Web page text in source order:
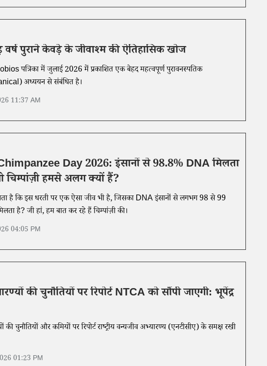
वर्ष पुराने केवड़े के जीवाश्म की ऐतिहासिक खोज
पत्रिका में जुलाई 2026 में प्रकाशित एक बेहद महत्वपूर्ण पुरावनस्पतिक
अध्ययन से संबंधित है।
11:37 AM
Day 2026: इंसानों से 98.8% DNA मिलता
चिम्पांज़ी हमसे अलग क्यों हैं?
से लगभग 98 से 99
है? जी हां, हम बात कर रहे हैं चिम्पांज़ी की।
04:05 PM
की चुनौतियों पर रिपोर्ट NTCA को सौंपी जाएगी: भूपेंद्र
की चुनौतियों और कमियों पर रिपोर्ट राष्ट्रीय वन्यजीव अभ्यारण्य (एनटीसीए) के समक्ष रखी
01:23 PM